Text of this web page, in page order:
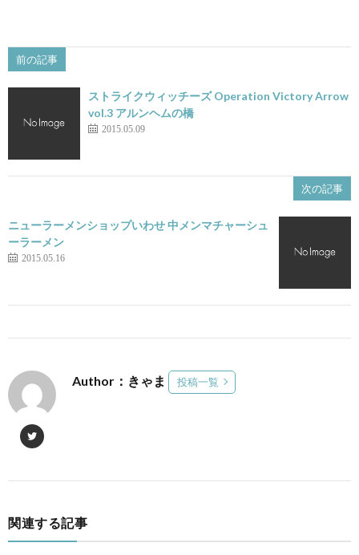
前の記事
ストライクウィッチーズ Operation Victory Arrow
vol.3 アルンヘムの橋
2015.05.09
次の記事
ニューラーメンショップいわせ 中メンマチャーシュ
ーラーメン
2015.05.16
Author：きゃま 投稿一覧
関連する記事